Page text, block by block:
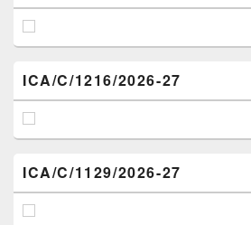
ICA/C/1216/2026-27
ICA/C/1129/2026-27